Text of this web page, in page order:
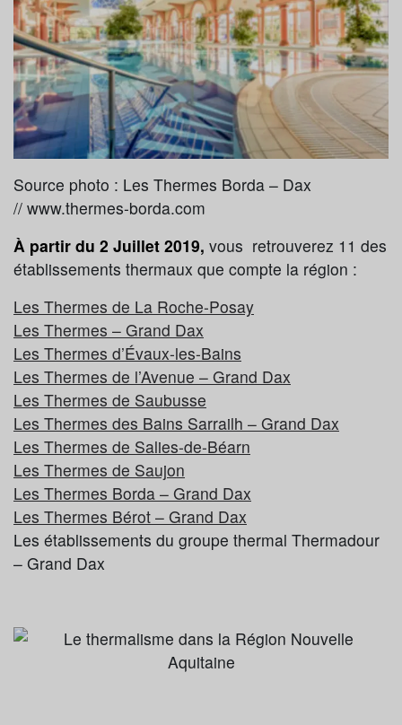
Source photo : Les Thermes Borda – Dax
// www.thermes-borda.com
À partir du 2 Juillet 2019, vous retrouverez 11 des
établissements thermaux que compte la région :
Les Thermes de La Roche-Posay
Les Thermes – Grand Dax
Les Thermes d’Évaux-les-Bains
Les Thermes de l’Avenue – Grand Dax
Les Thermes de Saubusse
Les Thermes des Bains Sarrailh – Grand Dax
Les Thermes de Salies-de-Béarn
Les Thermes de Saujon
Les Thermes Borda – Grand Dax
Les Thermes Bérot – Grand Dax
Les établissements du groupe thermal Thermadour
– Grand Dax